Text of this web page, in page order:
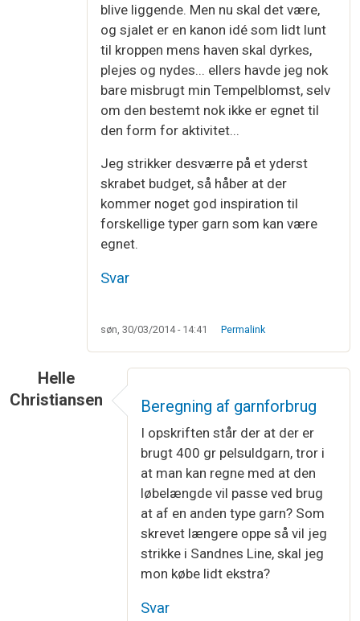
blive liggende. Men nu skal det være,
og sjalet er en kanon idé som lidt lunt
til kroppen mens haven skal dyrkes,
plejes og nydes... ellers havde jeg nok
bare misbrugt min Tempelblomst, selv
om den bestemt nok ikke er egnet til
den form for aktivitet...
Jeg strikker desværre på et yderst
skrabet budget, så håber at der
kommer noget god inspiration til
forskellige typer garn som kan være
egnet.
Svar
søn, 30/03/2014 - 14:41 Permalink
Helle
Christiansen
Beregning af garnforbrug
I opskriften står der at der er
brugt 400 gr pelsuldgarn, tror i
at man kan regne med at den
løbelængde vil passe ved brug
at af en anden type garn? Som
skrevet længere oppe så vil jeg
strikke i Sandnes Line, skal jeg
mon købe lidt ekstra?
Svar